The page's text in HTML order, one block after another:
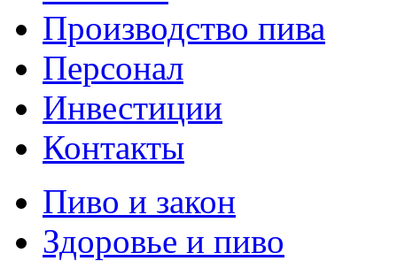
Производство пива
Персонал
Инвестиции
Контакты
Пиво и закон
Здоровье и пиво